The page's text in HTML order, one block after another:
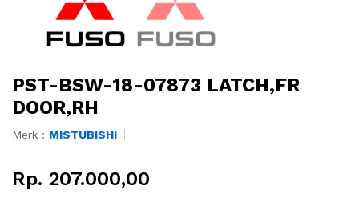
PST-BSW-18-07873 LATCH,FR
DOOR,RH
Merk : MISTUBISHI
Rp. 207.000,00